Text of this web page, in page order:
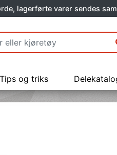
lagerførte varer sendes
Tips og triks